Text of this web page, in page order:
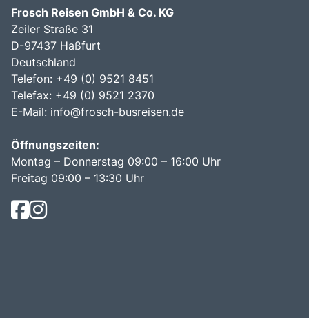
Frosch Reisen GmbH & Co. KG
Zeiler Straße 31
D-97437 Haßfurt
Deutschland
Telefon: +49 (0) 9521 8451
Telefax: +49 (0) 9521 2370
E-Mail: info@frosch-busreisen.de
Öffnungszeiten:
Montag – Donnerstag 09:00 – 16:00 Uhr
Freitag 09:00 – 13:30 Uhr